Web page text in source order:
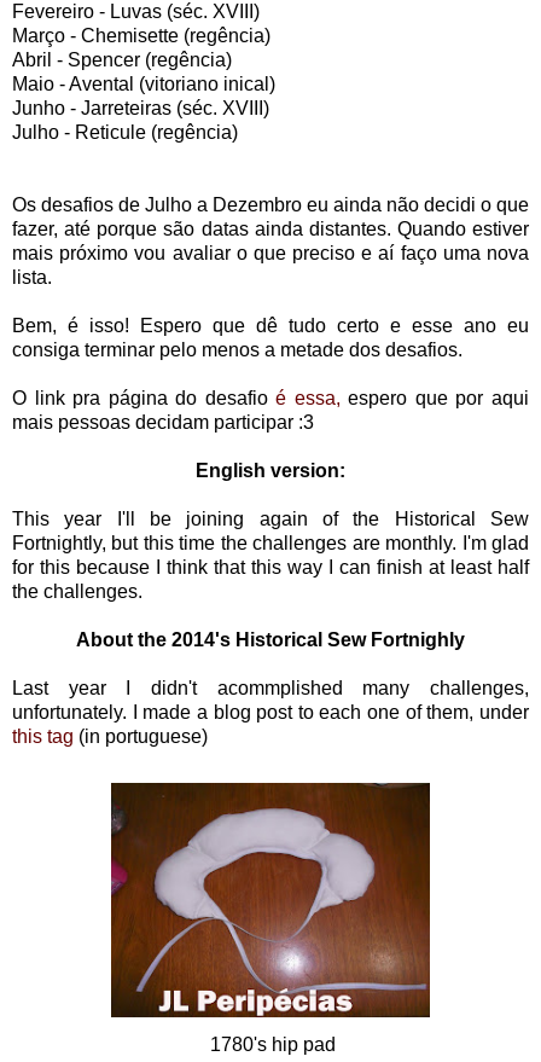
Fevereiro - Luvas (séc. XVIII)
Março - Chemisette (regência)
Abril - Spencer (regência)
Maio - Avental (vitoriano inical)
Junho - Jarreteiras (séc. XVIII)
Julho - Reticule (regência)
Os desafios de Julho a Dezembro eu ainda não decidi o que
fazer, até porque são datas ainda distantes. Quando estiver
mais próximo vou avaliar o que preciso e aí faço uma nova
lista.
Bem, é isso! Espero que dê tudo certo e esse ano eu
consiga terminar pelo menos a metade dos desafios.
O link pra página do desafioé essa, espero que por aqui
mais pessoas decidam participar :3
English version:
This year I'll be joining again of the Historical Sew
Fortnightly, but this time the challenges are monthly. I'm glad
for this because I think that this way I can finish at least half
the challenges.
About the 2014's Historical Sew Fortnighly
Last year I didn't acommplished many challenges,
unfortunately. I made a blog post to each one of them, under
this tag (in portuguese)
1780's hip pad